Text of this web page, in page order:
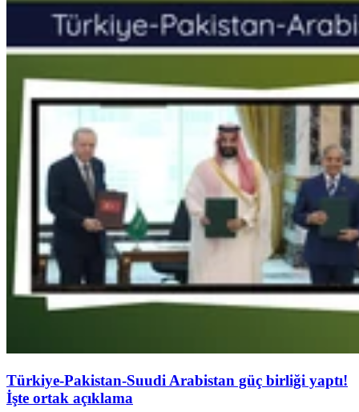
Türkiye-Pakistan-Suudi Arabistan güç birliği yaptı!
İşte ortak açıklama